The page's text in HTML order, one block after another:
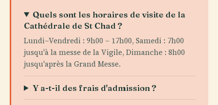
Quels sont les horaires de visite de la
Cathédrale de St Chad ?
Lundi–Vendredi : 9h00 – 17h00, Samedi : 7h00
jusqu'à la messe de la Vigile, Dimanche : 8h00
jusqu'après la Grand Messe.
Y a-t-il des frais d'admission ?